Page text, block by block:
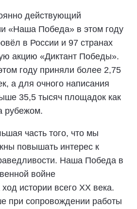
действующий
«Наша Победа» в этом году
в России и 97 странах
акцию «Диктант Победы».
году приняли более 2,75
а для очного написания
35,5 тысяч площадок как
рубежом.
часть того, что мы
повышать интерес к
Наша Победа в
войне
истории всего XX века.
при сопровождении работы